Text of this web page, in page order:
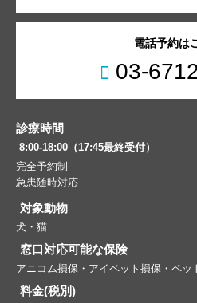
電話予約は
03-
診療時間
8:00-18:00（17:45最終受付）
完全予約制
急患随時対応
対象動物
犬・猫
窓口対応可能な保険
アニコム損保・アイペット損保・ペッ
料金(税別)